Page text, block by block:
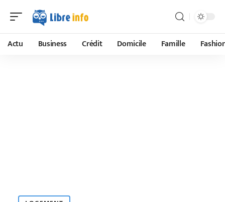
Actu Business Crédit Domicile Famille